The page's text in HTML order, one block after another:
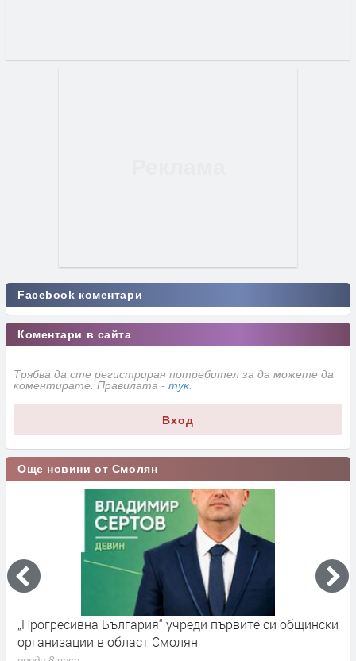
Facebook коментари
Коментари в сайта
Трябва да сте регистриран потребител за да можете да
коментирате. Правилата - тук
Вход
Още новини от Смолян
„Прогресивна България“ учреди първите си общински
организации в област Смолян